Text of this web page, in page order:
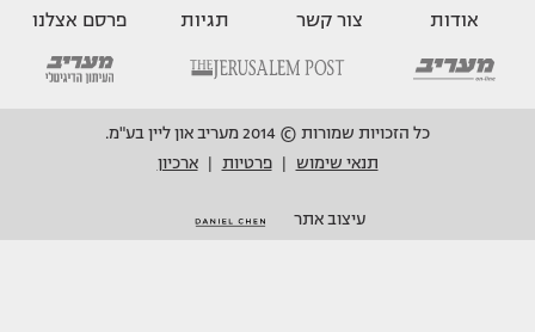
אודות צור קשר תגיות פרסם אצלנו
כל הזכויות שמורות © 2014 מעריב און ליין בע"מ.
תנאי שימוש
פרטיות ארכיון
עיצוב אתר